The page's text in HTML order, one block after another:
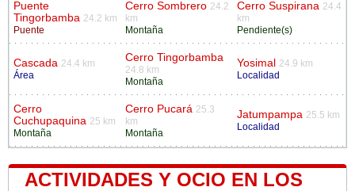
Puente
Tingorbamba 24.2 km
Puente
Cerro Sombrero 24.2
km
Montaña
Cerro Suspirana 24.4
km
Pendiente(s)
Cascada 24.4 km
Área
Cerro Tingorbamba
24.8 km
Montaña
Yosimal
24.9 km
Localidad
Cerro
Cuchupaquina 25 km
Montaña
Cerro Pucará 25.3
km
Montaña
Jatumpampa 25.5 km
Localidad
ACTIVIDADES Y OCIO EN LOS